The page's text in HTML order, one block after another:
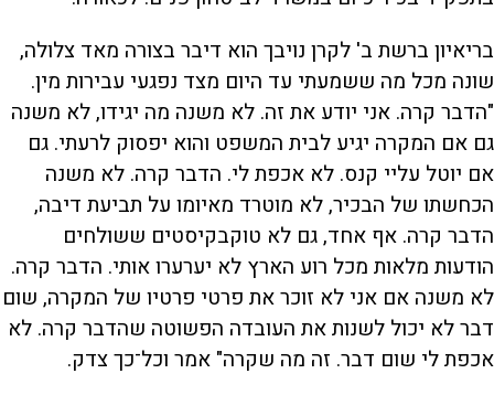
בריאיון ברשת ב' לקרן נויבך הוא דיבר בצורה מאד צלולה,
שונה מכל מה ששמעתי עד היום מצד נפגעי עבירות מין.
"הדבר קרה. אני יודע את זה. לא משנה מה יגידו, לא משנה
גם אם המקרה יגיע לבית המשפט והוא יפסוק לרעתי. גם
אם יוטל עליי קנס. לא אכפת לי. הדבר קרה. לא משנה
הכחשתו של הבכיר, לא מוטרד מאיומו על תביעת דיבה,
הדבר קרה. אף אחד, גם לא טוקבקיסטים ששולחים
הודעות מלאות מכל רוע הארץ לא יערערו אותי. הדבר קרה.
לא משנה אם אני לא זוכר את פרטי פרטיו של המקרה, שום
דבר לא יכול לשנות את העובדה הפשוטה שהדבר קרה. לא
אכפת לי שום דבר. זה מה שקרה" אמר וכל־כך צדק.